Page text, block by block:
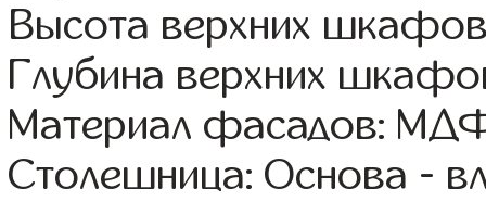
Высота верхних
Глубина верхних
Материал фасадов:
Столешница: Основа -